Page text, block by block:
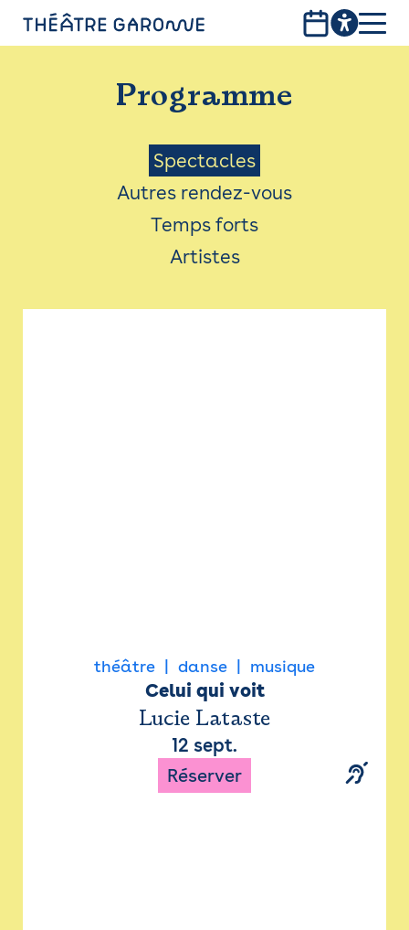
PROGRAMME
INFOS PRATIQUES
AVEC LES PUBLICS
ACCESSIBILITÉ
LES PRODUCTIONS
Programme
Menu
Saison
Spectacles
Autres rendez-vous
Temps forts
Artistes
théâtre danse musique
Celui qui voit
Lucie Lataste
12 sept.
Réserver